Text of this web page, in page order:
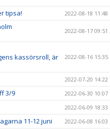
tipsa! 2022-08-18 11:48
2022-08-17 09:51
kassörsroll, är
2022-08-16 15:35
2022-07-20 14:22
3/9 2022-06-30 10:07
2022-06-09 18:33
11-12 juni 2022-06-08 16:03